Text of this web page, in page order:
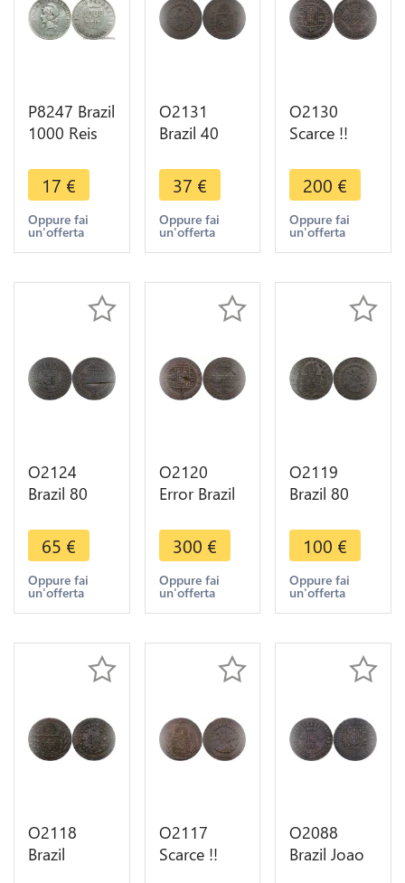
P8247 Brazil
1000 Reis
Liberty
head 1912
Silver -> M
Offer
17 €
Oppure fai
un'offerta
O2131
Brazil 40
1828 R Rio
de Janeiro -
>Make
offer
37 €
Oppure fai
un'offerta
O2130
Scarce !!
Reis Joao VI
1821 Rio de
Janeiro UNC
! >M offer
200 €
Oppure fai
un'offerta
O2124
Brazil 80
Countermark
on 40 Réis
1787 -
>Make
65 €
Oppure fai
un'offerta
O2120
Error Brazil
Juan VI
1821 R Rio
de Janeiro
Double
300 €
Oppure fai
un'offerta
O2119
Brazil 80
Rio de
Janeiro
Pedro II
KM-379 -
offer
100 €
Oppure fai
un'offerta
O2118
Brazil
O2117
Scarce !!
O2088
Brazil Joao